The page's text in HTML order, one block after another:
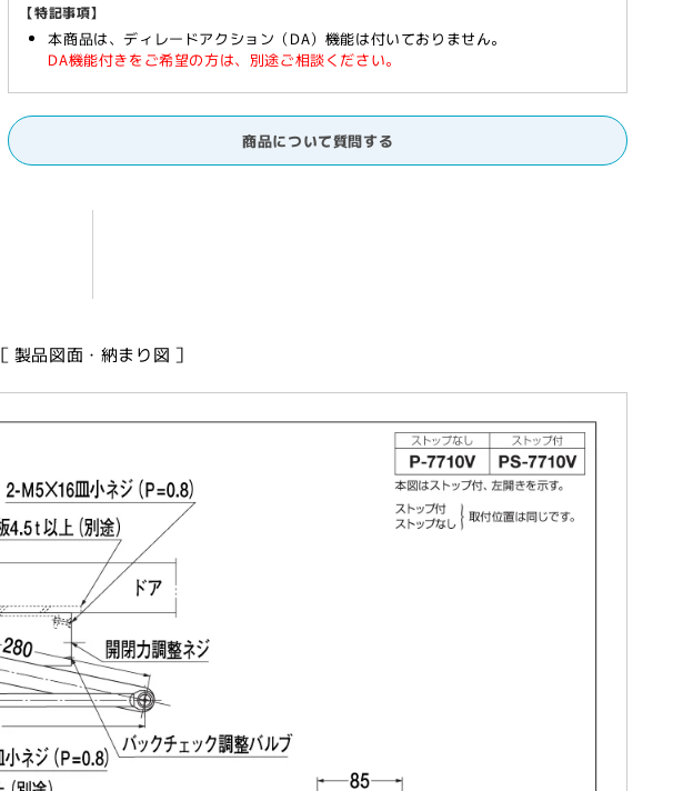
【特記事項】
本商品は、ディレードアクション（DA）機能は付いておりません。
DA機能付きをご希望の方は、別途ご相談ください。
商品について質問する
［ 製品図面・納まり図 ］